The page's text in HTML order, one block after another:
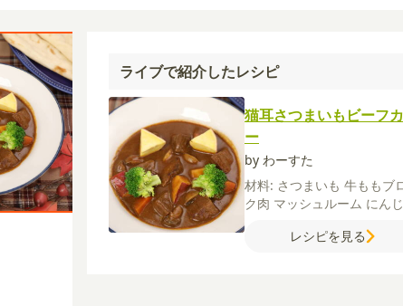
ライブで紹介したレシピ
猫耳さつまいもビーフ
ー
by わーすた
材料: さつまいも 牛ももブ
ク肉 マッシュルーム にん
カレールウ【ナン】
レシピを見る